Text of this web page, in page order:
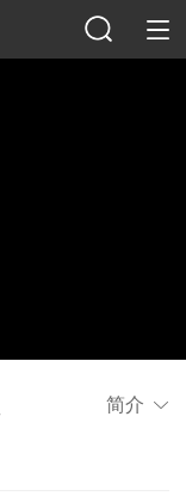
简介